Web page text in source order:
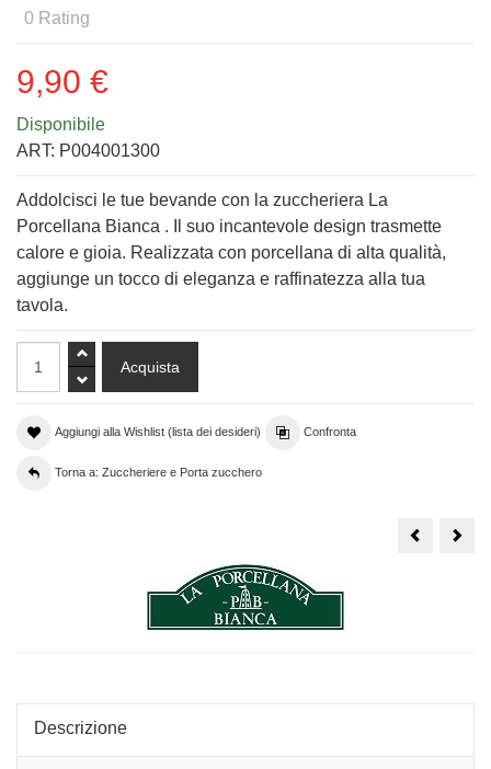
0 Rating
9,90 €
Disponibile
ART: P004001300
Addolcisci le tue bevande con la zuccheriera La
Porcellana Bianca . Il suo incantevole design trasmette
calore e gioia. Realizzata con porcellana di alta qualità,
aggiunge un tocco di eleganza e raffinatezza alla tua
tavola.
Aggiungi alla Wishlist (lista dei desideri) Confronta
Torna a: Zuccheriere e Porta zucchero
Zuccheriera
Descrizione